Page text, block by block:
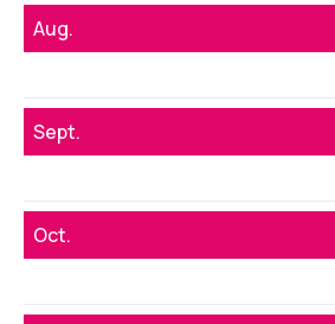
Aug.
Sept.
Oct.